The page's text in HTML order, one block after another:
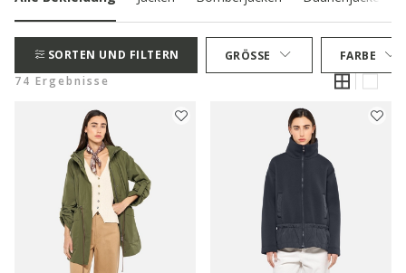
SORTEN UND FILTERN GRÖSSE
FARBE
74 Ergebnisse